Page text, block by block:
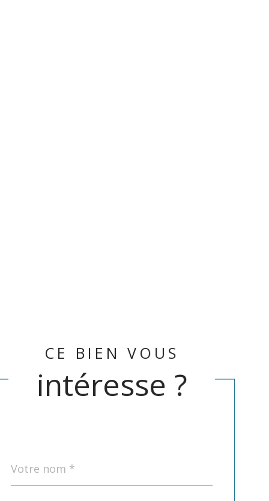
CE BIEN VOUS
intéresse ?
par
*